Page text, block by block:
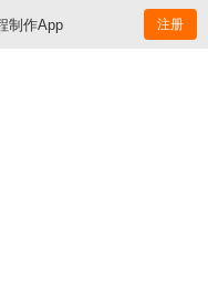
制作App 注册